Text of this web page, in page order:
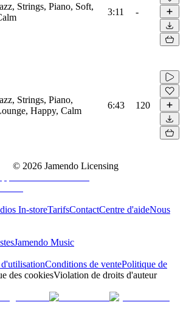
Strings, Piano, Soft,
3:11 -
Strings, Piano,
Happy, Calm
6:43 120
© 2026 Jamendo Licensing
In-storeTarifsContactCentre d'aideNous
Jamendo Music
Conditions de ventePolitique de
des cookiesViolation de droits d'auteur